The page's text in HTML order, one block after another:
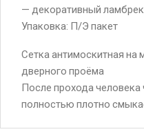
— декоративный
Упаковка: П/Э пакет
Сетка антимоскитная на
дверного проёма
После прохода
полностью плотно